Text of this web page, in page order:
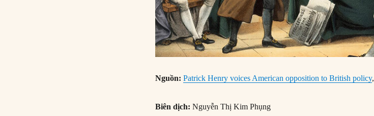
Nguồn: Patrick Henry voices American opposition to British policy,
Biên dịch:Nguyễn Thị Kim Phụng